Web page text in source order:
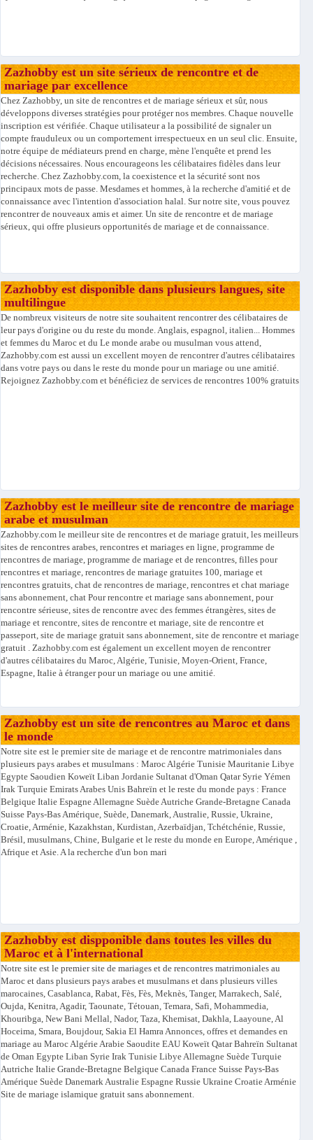
Zazhobby est un site sérieux de rencontre et de
mariage par excellence
Chez Zazhobby, un site de rencontres et de mariage sérieux et sûr, nous
développons diverses stratégies pour protéger nos membres. Chaque nouvelle
inscription est vérifiée. Chaque utilisateur a la possibilité de signaler un
compte frauduleux ou un comportement irrespectueux en un seul clic. Ensuite,
notre équipe de médiateurs prend en charge, mène l'enquête et prend les
décisions nécessaires. Nous encourageons les célibataires fidèles dans leur
recherche. Chez Zazhobby.com, la coexistence et la sécurité sont nos
principaux mots de passe. Mesdames et hommes, à la recherche d'amitié et de
connaissance avec l'intention d'association halal. Sur notre site, vous pouvez
rencontrer de nouveaux amis et aimer. Un site de rencontre et de mariage
sérieux, qui offre plusieurs opportunités de mariage et de connaissance.
Zazhobby est disponible dans plusieurs langues, site
multilingue
De nombreux visiteurs de notre site souhaitent rencontrer des célibataires de
leur pays d'origine ou du reste du monde. Anglais, espagnol, italien... Hommes
et femmes du Maroc et du Le monde arabe ou musulman vous attend,
Zazhobby.com est aussi un excellent moyen de rencontrer d'autres célibataires
dans votre pays ou dans le reste du monde pour un mariage ou une amitié.
Rejoignez Zazhobby.com et bénéficiez de services de rencontres 100% gratuits
Zazhobby est le meilleur site de rencontre de mariage
arabe et musulman
Zazhobby.com le meilleur site de rencontres et de mariage gratuit, les meilleurs
sites de rencontres arabes, rencontres et mariages en ligne, programme de
rencontres de mariage, programme de mariage et de rencontres, filles pour
rencontres et mariage, rencontres de mariage gratuites 100, mariage et
rencontres gratuits, chat de rencontres de mariage, rencontres et chat mariage
sans abonnement, chat Pour rencontre et mariage sans abonnement, pour
rencontre sérieuse, sites de rencontre avec des femmes étrangères, sites de
mariage et rencontre, sites de rencontre et mariage, site de rencontre et
passeport, site de mariage gratuit sans abonnement, site de rencontre et mariage
gratuit . Zazhobby.com est également un excellent moyen de rencontrer
d'autres célibataires du Maroc, Algérie, Tunisie, Moyen-Orient, France,
Espagne, Italie à étranger pour un mariage ou une amitié.
Zazhobby est un site de rencontres au Maroc et dans
le monde
Notre site est le premier site de mariage et de rencontre matrimoniales dans
plusieurs pays arabes et musulmans : Maroc Algérie Tunisie Mauritanie Libye
Egypte Saoudien Koweït Liban Jordanie Sultanat d'Oman Qatar Syrie Yémen
Irak Turquie Emirats Arabes Unis Bahreïn et le reste du monde pays : France
Belgique Italie Espagne Allemagne Suède Autriche Grande-Bretagne Canada
Suisse Pays-Bas Amérique, Suède, Danemark, Australie, Russie, Ukraine,
Croatie, Arménie, Kazakhstan, Kurdistan, Azerbaïdjan, Tchétchénie, Russie,
Brésil, musulmans, Chine, Bulgarie et le reste du monde en Europe, Amérique ,
Afrique et Asie. A la recherche d'un bon mari
Zazhobby est dispponible dans toutes les villes du
Maroc et à l'international
Notre site est le premier site de mariages et de rencontres matrimoniales au
Maroc et dans plusieurs pays arabes et musulmans et dans plusieurs villes
marocaines, Casablanca, Rabat, Fès, Fès, Meknès, Tanger, Marrakech, Salé,
Oujda, Kenitra, Agadir, Taounate, Tétouan, Temara, Safi, Mohammedia,
Khouribga, New Bani Mellal, Nador, Taza, Khemisat, Dakhla, Laayoune, Al
Hoceima, Smara, Boujdour, Sakia El Hamra Annonces, offres et demandes en
mariage au Maroc Algérie Arabie Saoudite EAU Koweït Qatar Bahreïn Sultanat
de Oman Egypte Liban Syrie Irak Tunisie Libye Allemagne Suède Turquie
Autriche Italie Grande-Bretagne Belgique Canada France Suisse Pays-Bas
Amérique Suède Danemark Australie Espagne Russie Ukraine Croatie Arménie
Site de mariage islamique gratuit sans abonnement.